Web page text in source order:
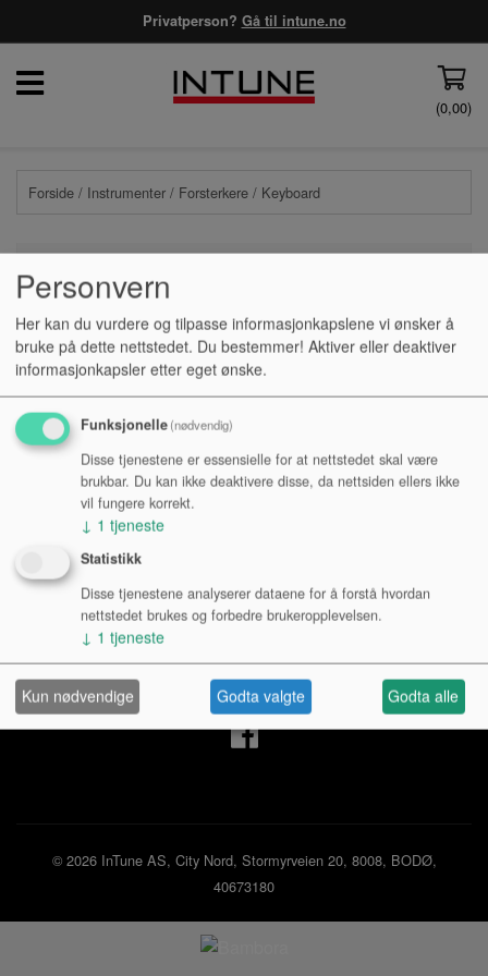
Privatperson? Gå til intune.no
(0,00)
Forside / Instrumenter / Forsterkere / Keyboard
Ingen produkter funnet
Mine sider
Logg inn privatperson
Logg inn bedrift
Ny kunde
Kjøpsbetingelser Personvernerklæring
© 2026 InTune AS, City Nord, Stormyrveien 20, 8008, BODØ,
40673180
Personvern
Her kan du vurdere og tilpasse informasjonkapslene vi ønsker å
bruke på dette nettstedet. Du bestemmer! Aktiver eller deaktiver
informasjonkapsler etter eget ønske.
Funksjonelle(nødvendig)
Disse tjenestene er essensielle for at nettstedet skal være
brukbar. Du kan ikke deaktivere disse, da nettsiden ellers ikke
vil fungere korrekt.
↓ 1 tjeneste
Statistikk
Disse tjenestene analyserer dataene for å forstå hvordan
nettstedet brukes og forbedre brukeropplevelsen.
↓ 1 tjeneste
Kun nødvendige Godta valgte Godta alle